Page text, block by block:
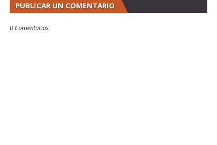
PUBLICAR UN COMENTARIO
0 Comentarios